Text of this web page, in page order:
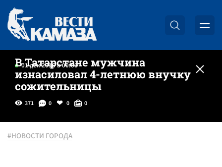
01 дек 2016 в 00:00
В Татарстане мужчина
изнасиловал 4-летнюю внучку
сожительницы
371 0 0 0
#НОВОСТИ ГОРОДА